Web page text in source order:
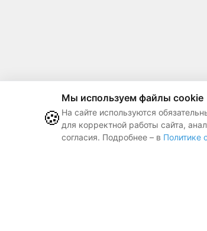
🍪
Мы используем файлы cookie
На сайте используются
для корректной работы сайта,
согласия. Подробнее – в Политике